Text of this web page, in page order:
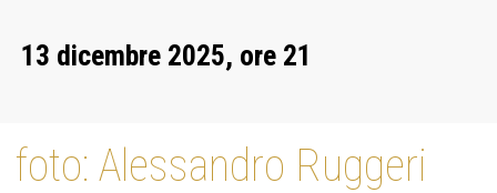
13 dicembre 2025, ore 21
foto: Alessandro Ruggeri